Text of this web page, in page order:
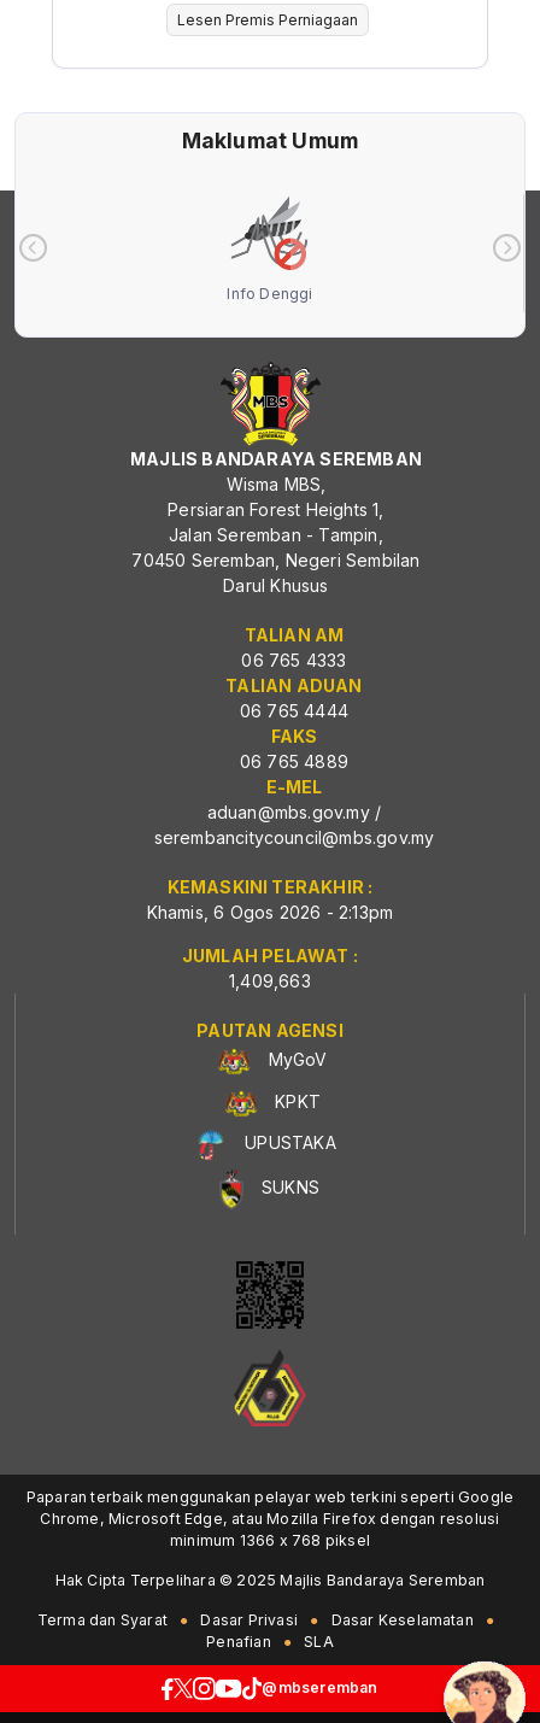
Lesen Premis Perniagaan
Maklumat Umum
Info Denggi
MAJLIS BANDARAYA SEREMBAN
Wisma MBS,
Persiaran Forest Heights 1,
Jalan Seremban - Tampin,
70450 Seremban, Negeri Sembilan
Darul Khusus
TALIAN AM
06 765 4333
TALIAN ADUAN
06 765 4444
FAKS
06 765 4889
E-MEL
aduan@mbs.gov.my/
serembancitycouncil@mbs.gov.my
KEMASKINI TERAKHIR :
Khamis, 6 Ogos 2026 - 2:13pm
JUMLAH PELAWAT :
1,409,663
PAUTAN AGENSI
MyGoV
KPKT
UPUSTAKA
SUKNS
Paparan terbaik menggunakan pelayar web terkini seperti Google
Chrome, Microsoft Edge, atau Mozilla Firefox dengan resolusi
minimum 1366 x 768 piksel
Hak Cipta Terpelihara © 2025 Majlis Bandaraya Seremban
Terma dan Syarat Dasar Privasi
Dasar Keselamatan
Penafian
SLA
@mbseremban